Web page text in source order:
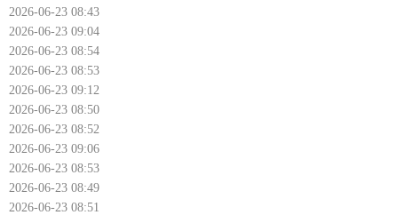
2026-06-23 08:43
2026-06-23 09:04
2026-06-23 08:54
2026-06-23 08:53
2026-06-23 09:12
2026-06-23 08:50
2026-06-23 08:52
2026-06-23 09:06
2026-06-23 08:53
2026-06-23 08:49
2026-06-23 08:51